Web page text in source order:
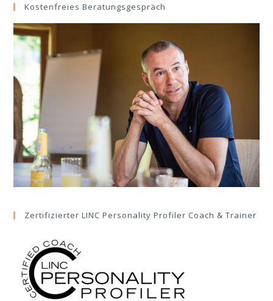
Kostenfreies Beratungsgespräch
Zertifizierter LINC Personality Profiler Coach & Trainer